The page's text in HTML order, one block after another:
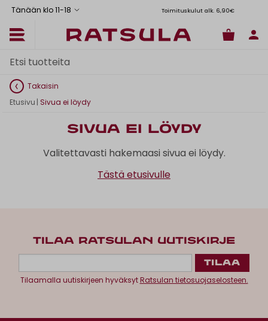
Tänään klo 11-18 Toimituskulut alk. 6,90€
Takaisin
Etusivu | Sivua ei löydy
Sivua ei löydy
Valitettavasti hakemaasi sivua ei löydy.
Tästä etusivulle
TILAA RATSULAN UUTISKIRJE
Tilaamalla uutiskirjeen hyväksytRatsulan tietosuojaselosteen.